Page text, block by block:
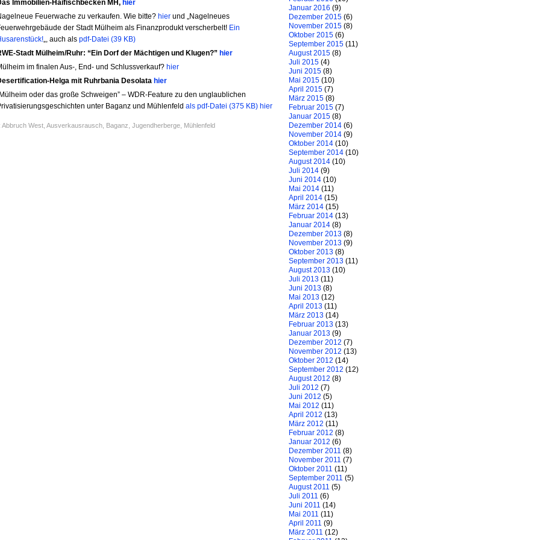
Immobilien-Haifischbecken MH, hier
Feuerwache zu verkaufen. Wie bitte? hier und „Nagelneues
der Stadt Mülheim als Finanzprodukt verscherbelt! Ein
„, auch als pdf-Datei (39 KB)
Stadt Mülheim/Ruhr: “Ein Dorf der Mächtigen und Klugen?” hier
im finalen Aus-, End- und Schlussverkauf? hier
Helga mit Ruhrbania Desolata hier
oder das große Schweigen” – WDR-Feature zu den unglaublichen
unter Baganz und Mühlenfeld als pdf-Datei (375 KB) hier
Abbruch West Ausverkausrausch Baganz Jugendherberge Mühlenfeld
Januar 2016 (9)
Dezember 2015 (6)
November 2015 (8)
Oktober 2015 (6)
September 2015 (11)
August 2015 (8)
Juli 2015 (4)
Juni 2015 (8)
Mai 2015 (10)
April 2015 (7)
März 2015 (8)
Februar 2015 (7)
Januar 2015 (8)
Dezember 2014 (6)
November 2014 (9)
Oktober 2014 (10)
September 2014 (10)
August 2014 (10)
Juli 2014 (9)
Juni 2014 (10)
Mai 2014 (11)
April 2014 (15)
März 2014 (15)
Februar 2014 (13)
Januar 2014 (8)
Dezember 2013 (8)
November 2013 (9)
Oktober 2013 (8)
September 2013 (11)
August 2013 (10)
Juli 2013 (11)
Juni 2013 (8)
Mai 2013 (12)
April 2013 (11)
März 2013 (14)
Februar 2013 (13)
Januar 2013 (9)
Dezember 2012 (7)
November 2012 (13)
Oktober 2012 (14)
September 2012 (12)
August 2012 (8)
Juli 2012 (7)
Juni 2012 (5)
Mai 2012 (11)
April 2012 (13)
März 2012 (11)
Februar 2012 (8)
Januar 2012 (6)
Dezember 2011 (8)
November 2011 (7)
Oktober 2011 (11)
September 2011 (5)
August 2011 (5)
Juli 2011 (6)
Juni 2011 (14)
Mai 2011 (11)
April 2011 (9)
März 2011 (12)